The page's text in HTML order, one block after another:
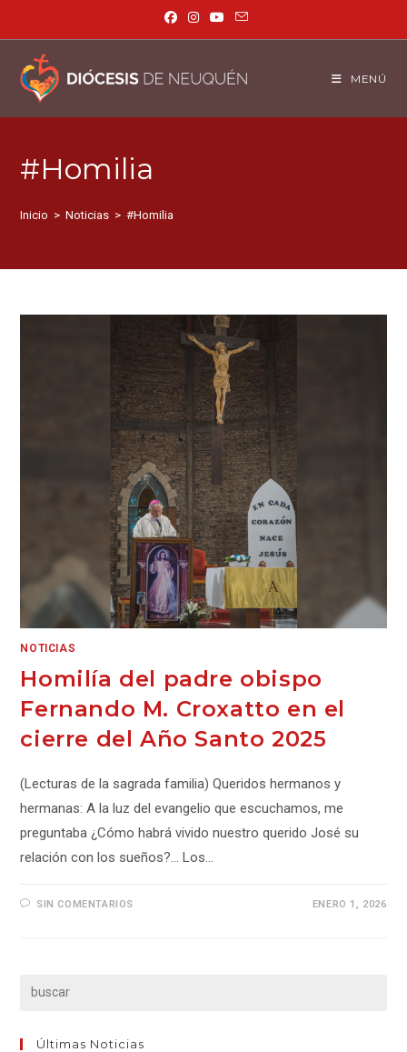
MENÚ
#Homilia
Inicio > Noticias > #Homilia
NOTICIAS
Homilía del padre obispo
Fernando M. Croxatto en el
cierre del Año Santo 2025
(Lecturas de la sagrada familia) Queridos hermanos y
hermanas: A la luz del evangelio que escuchamos, me
preguntaba ¿Cómo habrá vivido nuestro querido José su
relación con los sueños?... Los…
SIN COMENTARIOS ENERO 1, 2026
Últimas Noticias